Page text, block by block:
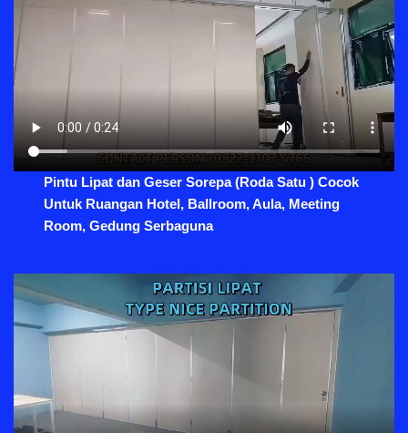
Pintu Lipat dan Geser Sorepa (Roda Satu ) Cocok
Untuk Ruangan Hotel, Ballroom, Aula, Meeting
Room, Gedung Serbaguna